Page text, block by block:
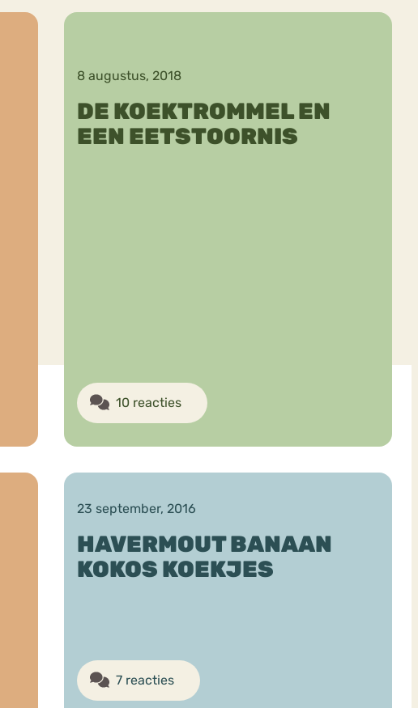
8 augustus, 2018
DE KOEKTROMMEL EN
EEN EETSTOORNIS
10 reacties
23 september, 2016
HAVERMOUT BANAAN
KOKOS KOEKJES
7 reacties
Piekeren Sport
Trauma